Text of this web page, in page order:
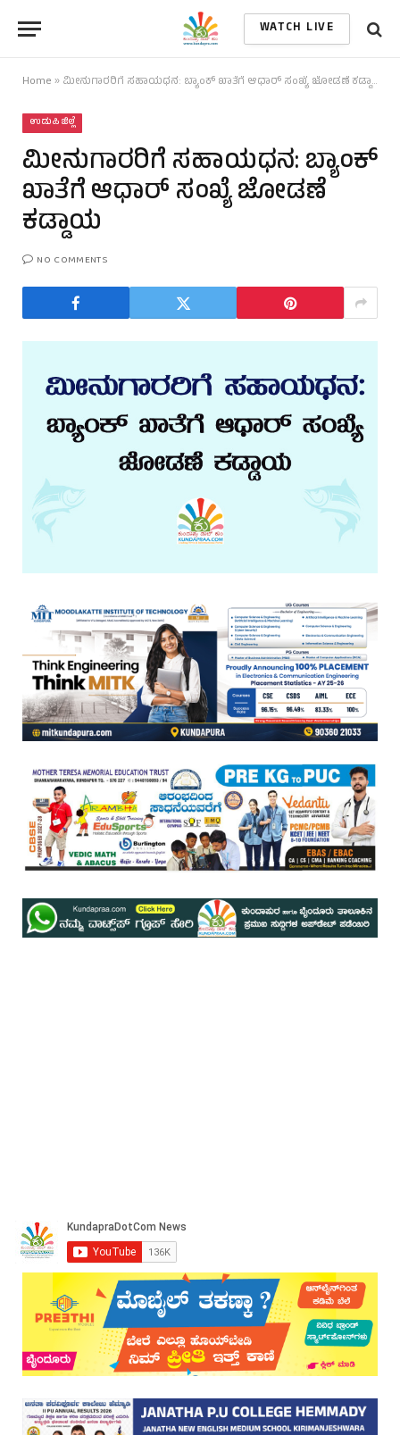
WATCH LIVE
Home » ಮೀನುಗಾರರಿಗೆ ಸಹಾಯಧನ: ಬ್ಯಾಂಕ್ ಖಾತೆಗೆ ಆಧಾರ್ ಸಂಖ್ಯೆ ಜೋಡಣೆ ಕಡ್ಡಾಯ
ಉಡುಪಿ ಜಿಲ್ಲೆ
ಮೀನುಗಾರರಿಗೆ ಸಹಾಯಧನ: ಬ್ಯಾಂಕ್
ಖಾತೆಗೆ ಆಧಾರ್ ಸಂಖ್ಯೆ ಜೋಡಣೆ
ಕಡ್ಡಾಯ
NO COMMENTS